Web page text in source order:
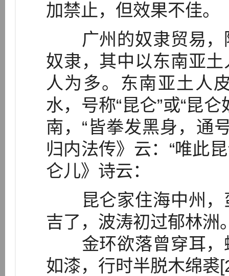
加禁止，但效果不佳。
广州的奴隶贸易，
奴隶，其中以东南亚
人为多。东南亚土人
水，号称“昆仑”或“昆
南，“皆拳发黑身，通
归内法传》云：“唯此
仑儿》诗云：
昆仑家住海中州，
吉了，波涛初过郁林洲
金环欲落曾穿耳，
如漆，行时半脱木绵裘